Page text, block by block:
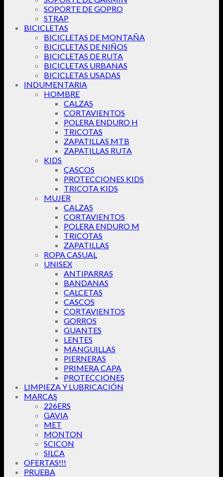
SOPORTE DE GOPRO
STRAP
BICICLETAS
BICICLETAS DE MONTAÑA
BICICLETAS DE NIÑOS
BICICLETAS DE RUTA
BICICLETAS URBANAS
BICICLETAS USADAS
INDUMENTARIA
HOMBRE
CALZAS
CORTAVIENTOS
POLERA ENDURO H
TRICOTAS
ZAPATILLAS MTB
ZAPATILLAS RUTA
KIDS
CASCOS
PROTECCIONES KIDS
TRICOTA KIDS
MUJER
CALZAS
CORTAVIENTOS
POLERA ENDURO M
TRICOTAS
ZAPATILLAS
ROPA CASUAL
UNISEX
ANTIPARRAS
BANDANAS
CALCETAS
CASCOS
CORTAVIENTOS
GORROS
GUANTES
LENTES
MANGUILLAS
PIERNERAS
PRIMERA CAPA
PROTECCIONES
LIMPIEZA Y LUBRICACIÓN
MARCAS
226ERS
GAVIA
MET
MONTON
SCICON
SILCA
OFERTAS!!!
PRUEBA